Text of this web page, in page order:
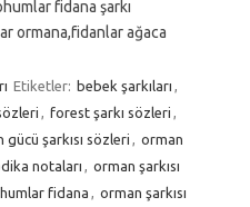
fidana şarkı
ormana,fidanlar ağaca
Etiketler: bebek şarkıları
forest şarkı sözleri
gücü şarkısı sözleri
orman
notaları
orman şarkısı
fidana
orman şarkısı